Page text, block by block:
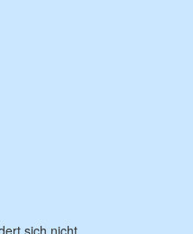
sich nicht.